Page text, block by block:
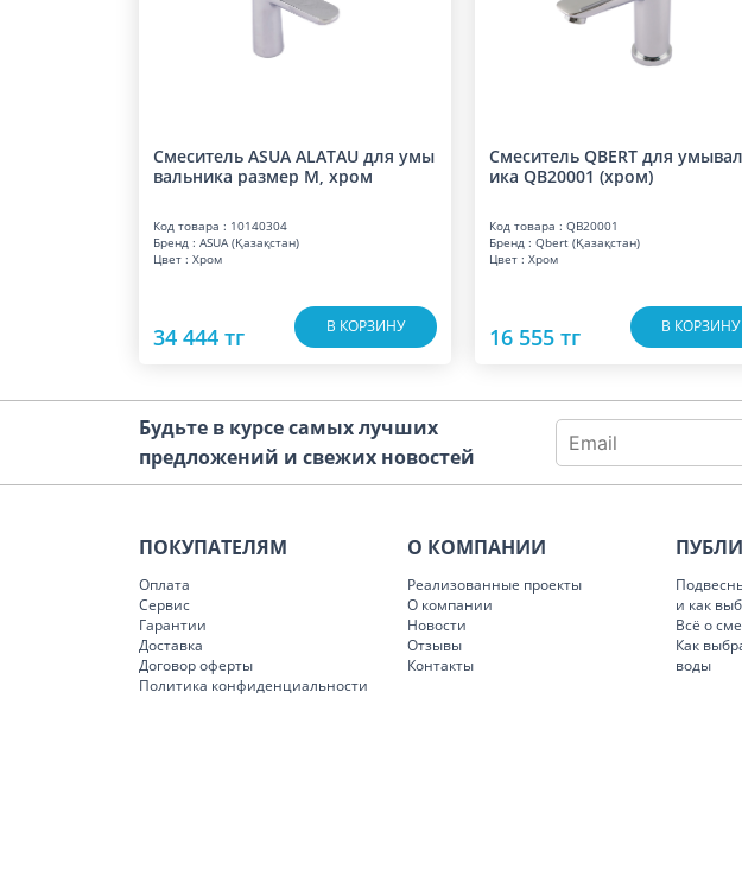
Смеситель ASUA ALATAU для умы
вальника размер M, хром
Код товара : 10140304
Бренд : ASUA (Қазақстан)
Цвет : Хром
34 444 тг В КОРЗИНУ
Смеситель QBERT для
ика QB20001 (хром)
Код товара : QB20001
Бренд : Qbert (Қазақстан)
Цвет : Хром
16 555 тг В КОРЗИНУ
Будьте в курсе самых лучших
предложений и свежих новостей
ПОКУПАТЕЛЯМ
Оплата
Сервис
Гарантии
Доставка
Договор оферты
Политика конфиденциальности
О КОМПАНИИ
Реализованные проекты
О компании
Новости
Отзывы
Контакты
и как
Всё о
Как
воды